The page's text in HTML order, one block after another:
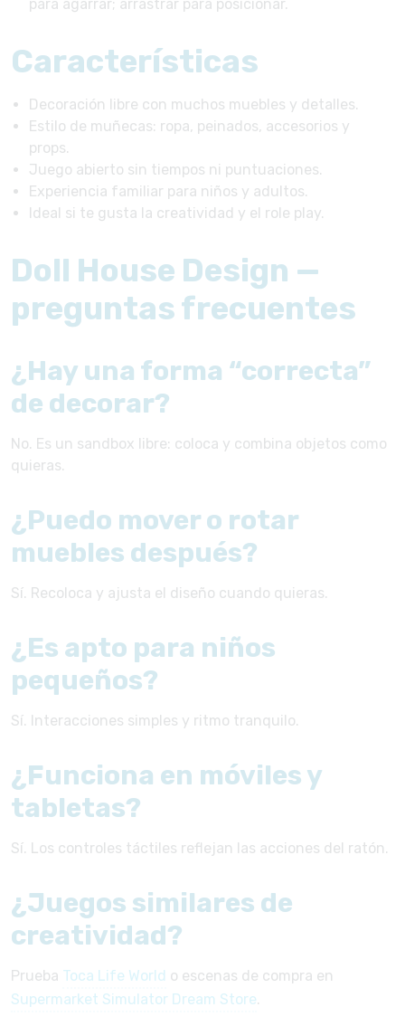
para agarrar; arrastrar para posicionar.
Características
Decoración libre con muchos muebles y detalles.
Estilo de muñecas: ropa, peinados, accesorios y
props.
Juego abierto sin tiempos ni puntuaciones.
Experiencia familiar para niños y adultos.
Ideal si te gusta la creatividad y el role play.
Doll House Design —
preguntas frecuentes
¿Hay una forma “correcta”
de decorar?
No. Es un sandbox libre: coloca y combina objetos como
quieras.
¿Puedo mover o rotar
muebles después?
Sí. Recoloca y ajusta el diseño cuando quieras.
¿Es apto para niños
pequeños?
Sí. Interacciones simples y ritmo tranquilo.
¿Funciona en móviles y
tabletas?
Sí. Los controles táctiles reflejan las acciones del ratón.
¿Juegos similares de
creatividad?
Prueba Toca Life World o escenas de compra en
Supermarket Simulator Dream Store.